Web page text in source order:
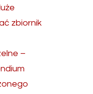
zbiornik
–